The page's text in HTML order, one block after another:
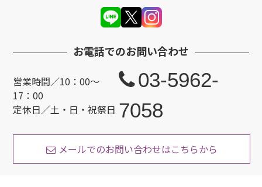
お電話でのお問い合わせ
営業時間／10：00〜
17：00
定休日／土・日・祝祭日
03-5962-
7058
メールでのお問い合わせはこちらから